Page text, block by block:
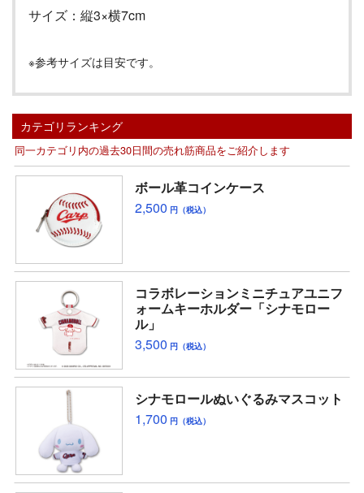
サイズ：縦3×横7cm
※参考サイズは目安です。
カテゴリランキング
同一カテゴリ内の過去30日間の売れ筋商品をご紹介します
ボール革コインケース
2,500 円（税込）
コラボレーションミニチュアユニフ
ォームキーホルダー「シナモロー
ル」
3,500 円（税込）
シナモロールぬいぐるみマスコット
1,700 円（税込）